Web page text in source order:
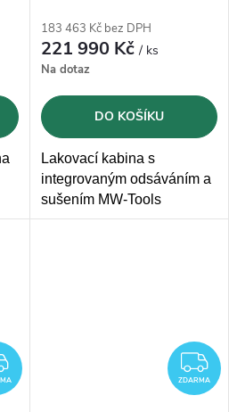
x
183 463 Kč bez DPH
221 990 Kč/ ks
Na dotaz
DO KOŠÍKU
Lakovací kabina s
integrovaným odsáváním a
sušením MW-Tools
MSC1400 o rozměrech
ZDARMA
ZDARMA